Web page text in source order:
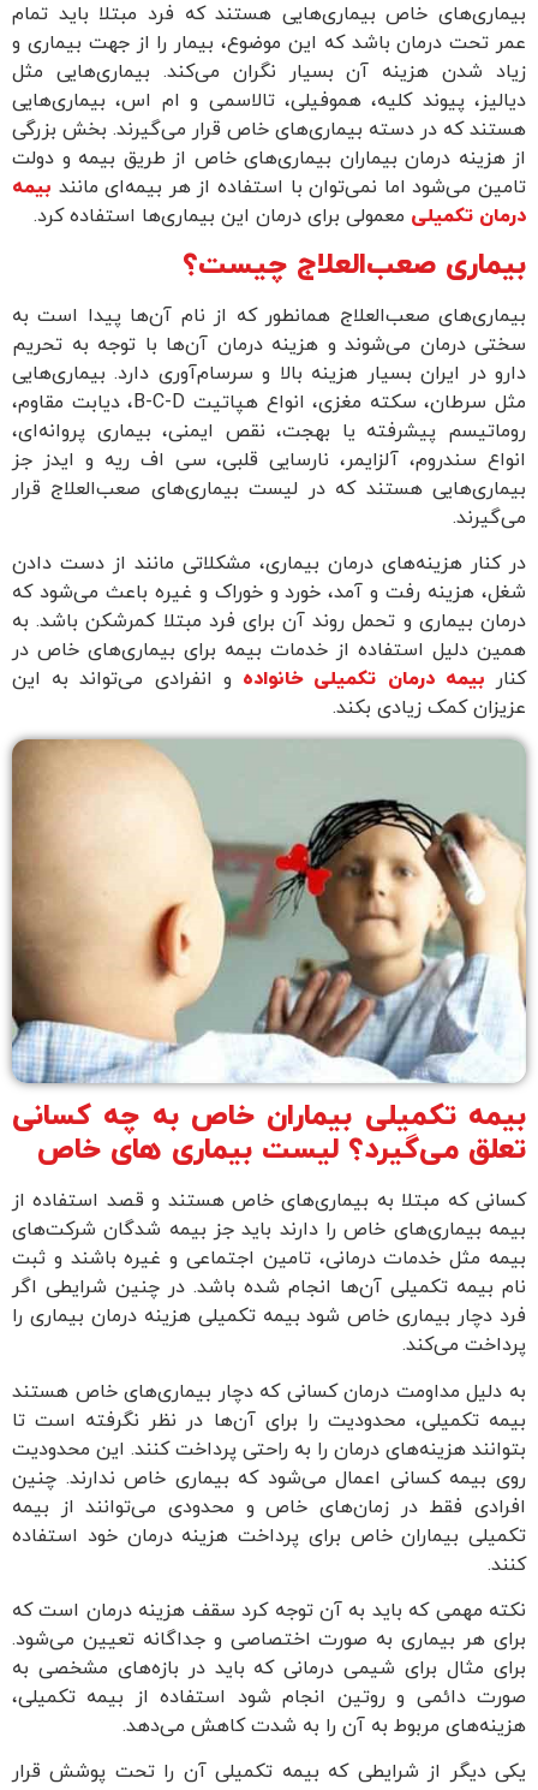
بیماری‌های خاص بیماری‌هایی هستند که فرد مبتلا باید تمام
عمر تحت درمان باشد که این موضوع، بیمار را از جهت بیماری و
زیاد شدن هزینه آن بسیار نگران می‌کند. بیماری‌هایی مثل
دیالیز، پیوند کلیه، هموفیلی، تالاسمی و ام اس، بیماری‌هایی
هستند که در دسته بیماری‌های خاص قرار می‌گیرند. بخش بزرگی
از هزینه درمان بیماران بیماری‌های خاص از طریق بیمه و دولت
تامین می‌شود اما نمی‌توان با استفاده از هر بیمه‌ای مانندبیمه
درمان تکمیلیمعمولی برای درمان این بیماری‌ها استفاده کرد.
بیماری‌ صعب‌العلاج چیست؟
بیماری‌های صعب‌العلاج همانطور که از نام آن‌ها پیدا است به
سختی درمان می‌شوند و هزینه درمان آن‌ها با توجه به تحریم
دارو در ایران بسیار هزینه بالا و سرسام‌آوری دارد. بیماری‌هایی
مثل سرطان، سکته مغزی، انواع هپاتیت B-C-D، دیابت مقاوم،
روماتیسم پیشرفته یا بهجت، نقص ایمنی، بیماری پروانه‌ای،
انواع سندروم، آلزایمر، نارسایی قلبی، سی اف ریه و ایدز جز
بیماری‌هایی هستند که در لیست بیماری‌های صعب‌العلاج قرار
می‌گیرند.
در کنار هزینه‌های درمان بیماری، مشکلاتی مانند از دست دادن
شغل، هزینه رفت و آمد، خورد و خوراک و غیره باعث می‌شود که
درمان بیماری و تحمل روند آن برای فرد مبتلا کمرشکن باشد. به
همین دلیل استفاده از خدمات بیمه برای بیماری‌های خاص در
کنار بیمه درمان تکمیلی خانوادهو انفرادی می‌تواند به این
عزیزان کمک زیادی بکند.
بیمه تکمیلی بیماران خاص به چه کسانی
تعلق می‌گیرد؟ لیست بیماری های خاص
کسانی که مبتلا به بیماری‌های خاص هستند و قصد استفاده از
بیمه بیماری‌های خاص را دارند باید جز بیمه شدگان شرکت‌های
بیمه مثل خدمات درمانی، تامین اجتماعی و غیره باشند و ثبت
نام بیمه تکمیلی آن‌ها انجام شده باشد. در چنین شرایطی اگر
فرد دچار بیماری‌ خاص شود بیمه تکمیلی هزینه درمان بیماری را
پرداخت می‌کند.
به دلیل مداومت درمان کسانی که دچار بیماری‌های خاص هستند
بیمه تکمیلی، محدودیت را برای آن‌ها در نظر نگرفته است تا
بتوانند هزینه‌های درمان را به راحتی پرداخت کنند. این محدودیت
روی بیمه کسانی اعمال می‌شود که بیماری خاص ندارند. چنین
افرادی فقط در زمان‌های خاص و محدودی می‌توانند از بیمه
تکمیلی بیماران خاص برای پرداخت هزینه درمان خود استفاده
کنند.
نکته مهمی که باید به آن توجه کرد سقف هزینه درمان است که
برای هر بیماری به صورت اختصاصی و جداگانه تعیین می‌شود.
برای مثال برای شیمی درمانی که باید در بازه‌های مشخصی به
صورت دائمی و روتین انجام شود استفاده از بیمه تکمیلی،
هزینه‌های مربوط به آن را به شدت کاهش می‌دهد.
یکی دیگر از شرایطی که بیمه تکمیلی آن را تحت پوشش قرار